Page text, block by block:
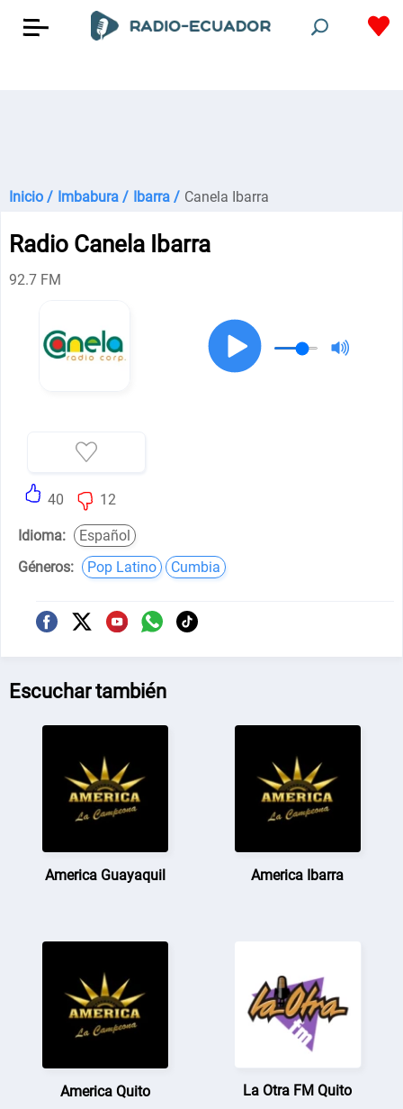
Inicio / Imbabura / Ibarra / Canela Ibarra
Radio Canela Ibarra
92.7 FM
40 12
Idioma:
Español
Géneros:
Pop Latino Cumbia
Escuchar también
America Guayaquil America Ibarra
America Quito La Otra FM Quito